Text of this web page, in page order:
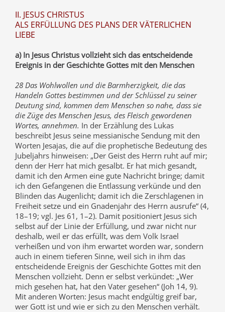
II. JESUS CHRISTUS
ALS ERFÜLLUNG DES PLANS DER VÄTERLICHEN
LIEBE
a) In Jesus Christus vollzieht sich das entscheidende
Ereignis in der Geschichte Gottes mit den Menschen
28 Das Wohlwollen und die Barmherzigkeit, die das
Handeln Gottes bestimmen und der Schlüssel zu seiner
Deutung sind, kommen dem Menschen so nahe, dass sie
die Züge des Menschen Jesus, des Fleisch gewordenen
Wortes, annehmen. In der Erzählung des Lukas
beschreibt Jesus seine messianische Sendung mit den
Worten Jesajas, die auf die prophetische Bedeutung des
Jubeljahrs hinweisen: „Der Geist des Herrn ruht auf mir;
denn der Herr hat mich gesalbt. Er hat mich gesandt,
damit ich den Armen eine gute Nachricht bringe; damit
ich den Gefangenen die Entlassung verkünde und den
Blinden das Augenlicht; damit ich die Zerschlagenen in
Freiheit setze und ein Gnadenjahr des Herrn ausrufe“ (4,
18–19; vgl. Jes 61, 1–2). Damit positioniert Jesus sich
selbst auf der Linie der Erfüllung, und zwar nicht nur
deshalb, weil er das erfüllt, was dem Volk Israel
verheißen und von ihm erwartet worden war, sondern
auch in einem tieferen Sinne, weil sich in ihm das
entscheidende Ereignis der Geschichte Gottes mit den
Menschen vollzieht. Denn er selbst verkündet: „Wer
mich gesehen hat, hat den Vater gesehen“ (Joh 14, 9).
Mit anderen Worten: Jesus macht endgültig greif bar,
wer Gott ist und wie er sich zu den Menschen verhält.